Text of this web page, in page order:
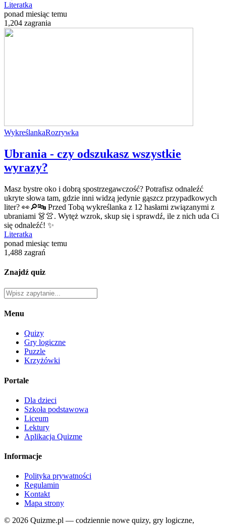
Literatka
ponad miesiąc temu
1,204 zagrania
WykreślankaRozrywka
Ubrania - czy odszukasz wszystkie
wyrazy?
Masz bystre oko i dobrą spostrzegawczość? Potrafisz odnaleźć
ukryte słowa tam, gdzie inni widzą jedynie gąszcz przypadkowych
liter? 👀🔎🔤 Przed Tobą wykreślanka z 12 hasłami związanymi z
ubraniami 👗👚. Wytęż wzrok, skup się i sprawdź, ile z nich uda Ci
się odnaleźć! ✨
Literatka
ponad miesiąc temu
1,488 zagrań
Znajdź quiz
Menu
Quizy
Gry logiczne
Puzzle
Krzyżówki
Portale
Dla dzieci
Szkoła podstawowa
Liceum
Lektury
Aplikacja Quizme
Informacje
Polityka prywatności
Regulamin
Kontakt
Mapa strony
© 2026 Quizme.pl — codziennie nowe quizy, gry logiczne,